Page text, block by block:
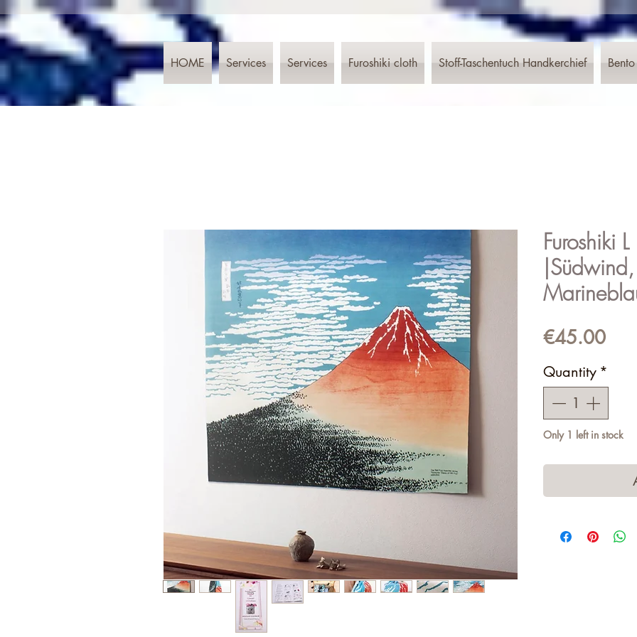
HOME Services Services Furoshiki cloth Stoff-Taschentuch Handkerchief
Furoshiki
€45.00Price
Quantity *
Only 1 left in stock